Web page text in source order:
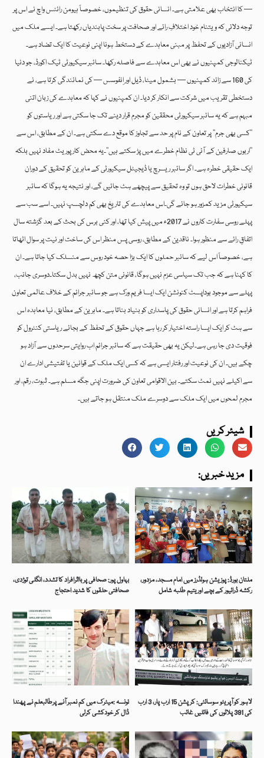
— کا انتخاب بھی علامتی ہے۔ انسانی حقوق کی تنظیموں، خصوصاً ہیومن رائٹس واچ نے اس پر
توجہ دلائی کہ ویتنام خود اختلافِ رائے اور صحافت پر سخت پابندیاں رکھتا ہے۔ ایسے ملک میں
انسانی آزادیوں کے تحفظ پر مبنی معاہدے کے دستخط ہونا اپنی نوعیت کا ایک تضاد ہے۔
ٹیکنالوجی کمپنیوں نے بھی اس معاہدے سے فاصلہ رکھا۔ سائبر سیکیورٹی ٹیک اکورڈ، جو دنیا
کی 160 سے زائد کمپنیوں — بشمول میٹا، ڈیل اور اِنفوسس — کی نمائندگی کرتا ہے، نے
دستخطی تقریب میں شرکت سے انکار کر دیا۔ ان کمپنیوں نے کہا کہ معاہدے کی زبان اتنی
مبہم ہے کہ یہ سائبر سیکیورٹی محققین کو مجرم قرار دینے تک جا سکتی ہے اور ریاستوں کو
’’کسی بھی جرم‘‘ پر تعاون کے نام پر حد سے تجاوز کا موقع دے سکتی ہے۔ ان کے مطابق، اس سے
’’اربوں صارفین کے آئی ٹی نظام خطرے میں پڑ سکتے ہیں‘‘۔یہ محض کارپوریٹ مفاد نہیں بلکہ
ایک حقیقی خطرہ ہے۔ اگر سائبر ریسرچ یا ڈیجیٹل سیکیورٹی کے ماہرین کو تحقیق کے دوران
قانونی خطرات لاحق ہوں تو وہ تحقیق سے پیچھے ہٹ جائیں گے، اور نتیجہ یہ ہوگا کہ سائبر
سیکیورٹی مزید کمزور ہو جائے گی۔اس معاہدے کی تاریخ بھی کم دلچسپ نہیں۔ اسے سب سے
پہلے روسی سفارت کاروں نے 2017ء میں پیش کیا تھا، اور کئی برس کی بحث کے بعد گزشتہ سال
اتفاقِ رائے سے منظور ہوا۔ ناقدین کے مطابق، روسی پس منظر اس کی ساخت اور نیت پر سوال اٹھاتا
ہے، خصوصاً اس لیے کہ سائبر حملوں کا ایک بڑا حصہ خود روس سے منسلک کیا جاتا ہے۔ ان
کا کہنا ہے کہ جب تک سیاسی عزم نہیں ہوگا، قانونی متن کچھ نہیں بدل سکتا۔دوسری جانب،
پہلے سے موجود بوداپسٹ کنونشن ایک ایسا فریم ورک ہے جو سائبر جرائم کے خلاف عالمی تعاون
فراہم کرتا ہے اور انسانی حقوق کی پاسداری کو بنیاد بناتا ہے۔ ماہرین کے مطابق، نیا معاہدہ اس
سے ہٹ کر ایک ایسا راستہ اختیار کر رہا ہے جہاں حقوق کے تحفظ کے بجائے ریاستی کنٹرول کو
فوقیت دی جا رہی ہے۔لیکن یہ بھی حقیقت ہے کہ سائبر جرائم اب روایتی سرحدوں سے آزاد ہو
چکے ہیں۔ ان کی نوعیت اور رفتار ایسی ہے کہ کسی ایک ملک کے قوانین یا تفتیشی ادارے ان
سے اکیلے نہیں نمٹ سکتے۔ بین الاقوامی تعاون کی ضرورت اپنی جگہ مسلم ہے۔ ثبوت، رقم، اور
مجرم لمحوں میں ایک ملک سے دوسرے ملک منتقل ہو جاتے ہیں۔
شیئر کریں
:مزید خبریں
بہاول پور: صحافی پر بااثرافراد کا تشدد، انگلی توڑدی،
صحافتی حلقوں کا شدید احتجاج
ملتان بورڈ: پوزیشن ہولڈرز میں امام مسجد، مزدور،
رکشہ ڈرائیور کے بچے اور یتیم طلبہ شامل
تونسہ :میٹرک میں کم نمبر آنے پرطالبعلم نے پھندا
ڈال کر خودکشی کرلی
لاہور کو آپریٹو سوسائٹی: کرپشن 15 ارب پار، 3 ارب
کی 391 پلاٹوں کی فائلیں غائب